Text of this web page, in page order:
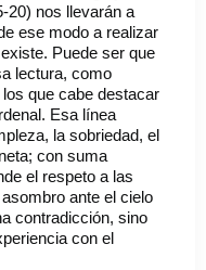
20) nos llevarán a
ese modo a realizar
Puede ser que
lectura, como
que cabe destacar
Esa línea
la sobriedad, el
con suma
el respeto a las
ante el cielo
contradicción, sino
con el